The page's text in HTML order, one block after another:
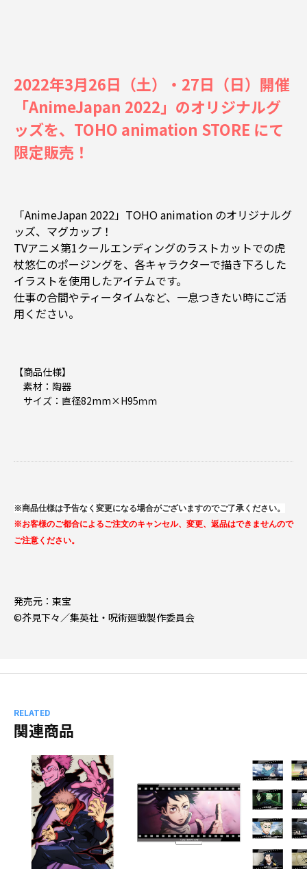
2022年3月26日（土）・27日（日）開催
「AnimeJapan 2022」のオリジナルグ
ッズを、TOHO animation STORE にて
限定販売！
「AnimeJapan 2022」TOHO animation のオリジナルグ
ッズ、マグカップ！
TVアニメ第1クールエンディングのラストカットでの虎
杖悠仁のポージングを、各キャラクターで描き下ろした
イラストを使用したアイテムです。
仕事の合間やティータイムなど、一息つきたい時にご活
用ください。
【商品仕様】
素材：陶器
サイズ：直径82mm×H95ｍｍ
※商品仕様は予告なく変更になる場合がございますのでご了承ください。
※お客様のご都合によるご注文のキャンセル、変更、返品はできませんので
ご注意ください。
発売元：東宝
©芥見下々／集英社・呪術廻戦製作委員会
RELATED
関連商品